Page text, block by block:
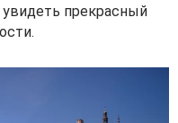
прекрасный